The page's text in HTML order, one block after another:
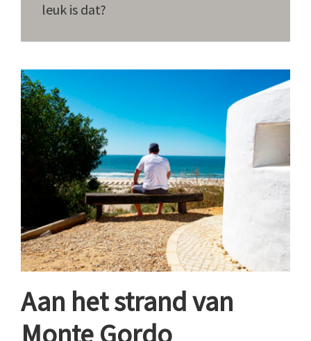
leuk is dat?
Aan het strand van
Monte Gordo